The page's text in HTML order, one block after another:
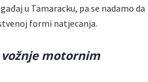
u Tamaracku, pa se nadamo da
formi natjecanja.
motornim